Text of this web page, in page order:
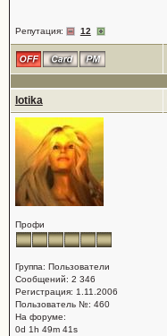
Репутация: 12
lotika
Профи
Группа: Пользователи
Сообщений: 2 346
Регистрация: 1.11.2006
Пользователь №: 460
На форуме:
0d 1h 49m 41s